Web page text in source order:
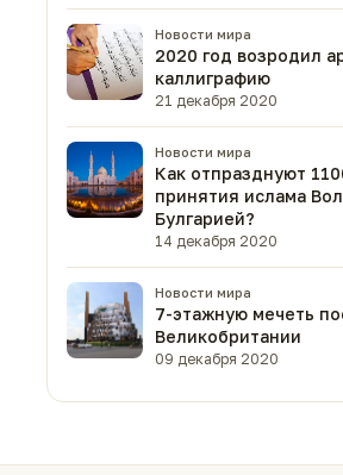
Новости мира
2020 год возродил
каллиграфию
21 декабря 2020
Новости мира
Как отпразднуют 1100-летие
принятия ислама
Булгарией?
14 декабря 2020
Новости мира
7-этажную мечеть
Великобритании
09 декабря 2020